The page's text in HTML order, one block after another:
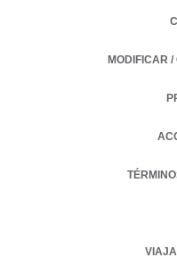
MODIFICAR